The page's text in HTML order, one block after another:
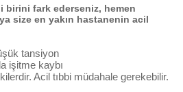
birini fark ederseniz, hemen
size en yakın hastanenin acil
tansiyon
işitme kaybı
Acil tıbbi müdahale gerekebilir.